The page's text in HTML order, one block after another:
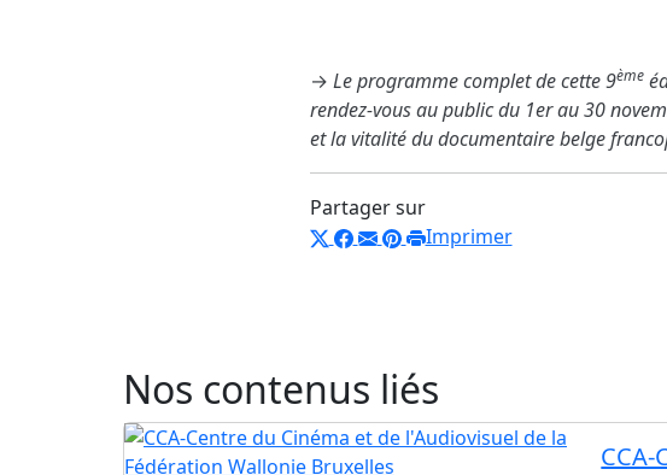
→ Le programme complet de cette 9ème
rendez-vous au public du 1er au 30
et la vitalité du documentaire belge
Partager sur
Imprimer
Nos contenus liés